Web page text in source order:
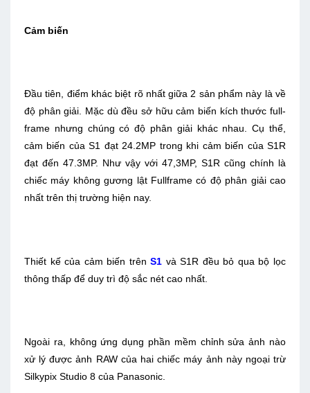
Cảm biến
Đầu tiên, điểm khác biệt rõ nhất giữa 2 sản phẩm này là về
độ phân giải. Mặc dù đều sở hữu cảm biến kích thước full-
frame nhưng chúng có độ phân giải khác nhau. Cụ thể,
cảm biến của S1 đạt 24.2MP trong khi cảm biến của S1R
đạt đến 47.3MP. Như vậy với 47,3MP, S1R cũng chính là
chiếc máy không gương lật Fullframe có độ phân giải cao
nhất trên thị trường hiện nay.
Thiết kế của cảm biến trênS1 và S1R đều bỏ qua bộ lọc
thông thấp để duy trì độ sắc nét cao nhất.
Ngoài ra, không ứng dụng phần mềm chỉnh sửa ảnh nào
xử lý được ảnh RAW của hai chiếc máy ảnh này ngoại trừ
Silkypix Studio 8 của Panasonic.